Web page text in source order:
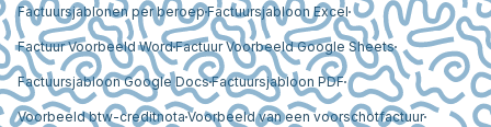
Factuursjablonen per beroepFactuursjabloon Excel
Factuur Voorbeeld WordFactuur Voorbeeld Google Sheets
Factuursjabloon Google DocsFactuursjabloon PDF
Voorbeeld btw-creditnota Voorbeeld van een voorschotfactuur